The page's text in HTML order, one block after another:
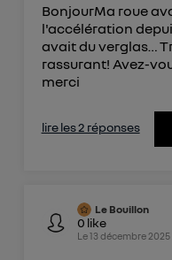
BonjourMa roue
l'accélération
avait du verglas…
rassurant! Avez-
merci
lire les 2 réponses
Le Bouillon
0 like
Le13 décembre 2025